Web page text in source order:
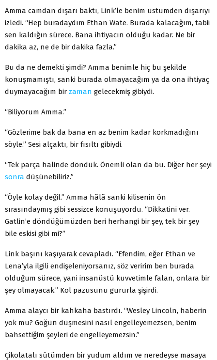
Amma camdan dışarı baktı, Link’le benim üstümden dışarıyı
izledi. “Hep buradaydım Ethan Wate. Burada kalacağım, tabii
sen kaldığın sürece. Bana ihtiyacın olduğu kadar. Ne bir
dakika az, ne de bir dakika fazla.”
Bu da ne demekti şimdi? Amma benimle hiç bu şekilde
konuşmamıştı, sanki burada olmayacağım ya da ona ihtiyaç
duymayacağım bir zaman gelecekmiş gibiydi.
“Biliyorum Amma.”
“Gözlerime bak da bana en az benim kadar korkmadığını
söyle.” Sesi alçaktı, bir fısıltı gibiydi.
“Tek parça halinde döndük. Önemli olan da bu. Diğer her şeyi
sonra düşünebiliriz.”
“Öyle kolay değil.” Amma hâlâ sanki kilisenin ön
sırasındaymış gibi sessizce konuşuyordu. “Dikkatini ver.
Gatlin’e döndüğümüzden beri herhangi bir şey, tek bir şey
bile eskisi gibi mi?”
Link başını kaşıyarak cevapladı. “Efendim, eğer Ethan ve
Lena’yla ilgili endişeleniyorsanız, söz veririm ben burada
olduğum sürece, yani insanüstü kuvvetimle falan, onlara bir
şey olmayacak.” Kol pazusunu gururla şişirdi.
Amma alaycı bir kahkaha bastırdı. “Wesley Lincoln, haberin
yok mu? Göğün düşmesini nasıl engelleyemezsen, benim
bahsettiğim şeyleri de engelleyemezsin.”
Çikolatalı sütümden bir yudum aldım ve neredeyse masaya